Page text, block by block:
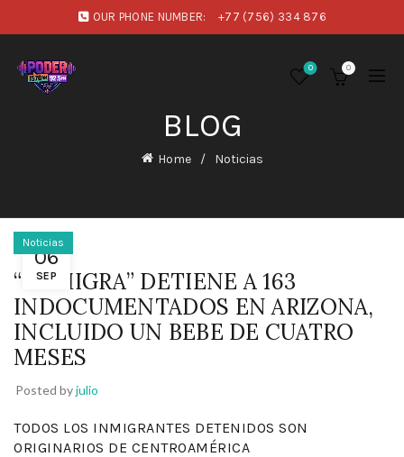
OUR PHONE NUMBER: +77 (756) 334 876
0 0
BLOG
Home Noticias
06
SEP
Noticias
“LA MIGRA” DETIENE A 163
INDOCUMENTADOS EN ARIZONA,
INCLUIDO UN BEBE DE CUATRO
MESES
Posted byjulio
TODOS LOS INMIGRANTES DETENIDOS SON
ORIGINARIOS DE CENTROAMÉRICA